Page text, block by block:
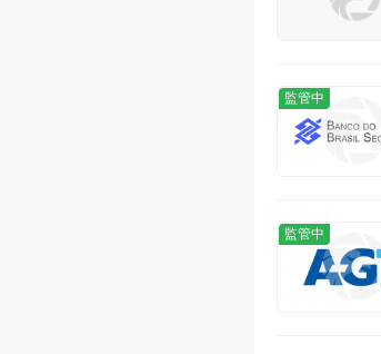
能導致投資資
監管中
監管中